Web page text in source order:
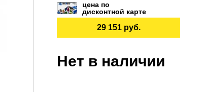
цена по
дисконтной карте
29 151 руб.
Нет в наличии